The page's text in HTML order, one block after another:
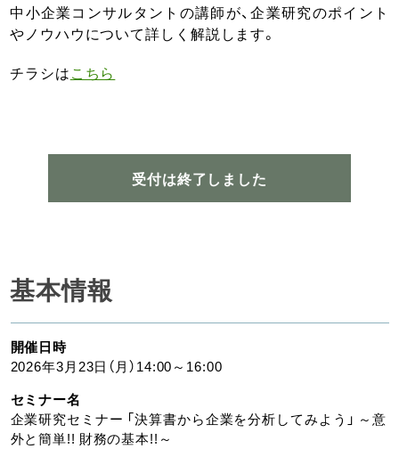
中小企業コンサルタントの講師が、企業研究のポイント
やノウハウについて詳しく解説します。
チラシはこちら
受付は終了しました
基本情報
開催日時
2026年3月23日（月）14:00～16:00
セミナー名
企業研究セミナー 「決算書から企業を分析してみよう」 ～意
外と簡単!! 財務の基本!!～